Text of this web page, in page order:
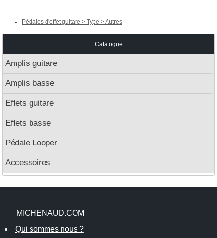
Pédales d'effet guitare > Type > Autres
Catalogue
Amplis guitare
Amplis basse
Effets guitare
Effets basse
Pédale Looper
Accessoires
MICHENAUD.COM
Qui sommes nous ?